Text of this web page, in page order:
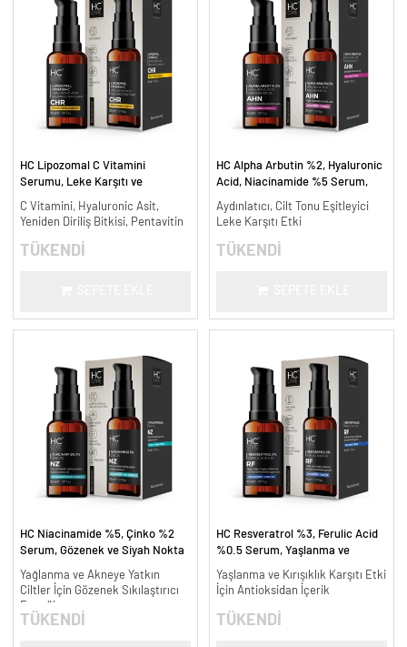
HC Lipozomal C Vitamini
Serumu, Leke Karşıtı ve
C Vitamini, Hyaluronic Asit,
Yeniden Diriliş Bitkisi, Pentavitin
TÜKENDİ
HC Alpha Arbutin %2, Hyaluronic
Acid, Niacinamide %5 Serum,
ml.
Aydınlatıcı, Cilt Tonu Eşitleyici
Leke Karşıtı Etki
TÜKENDİ
HC Niacinamide %5, Çinko %2
Serum, Gözenek ve Siyah Nokta
30 ml.
Yağlanma ve Akneye Yatkın
Ciltler İçin Gözenek Sıkılaştırıcı
Formül
TÜKENDİ
HC Resveratrol %3, Ferulic Acid
%0.5 Serum, Yaşlanma ve
Yaşlanma ve Kırışıklık Karşıtı Etki
İçin Antioksidan İçerik
TÜKENDİ